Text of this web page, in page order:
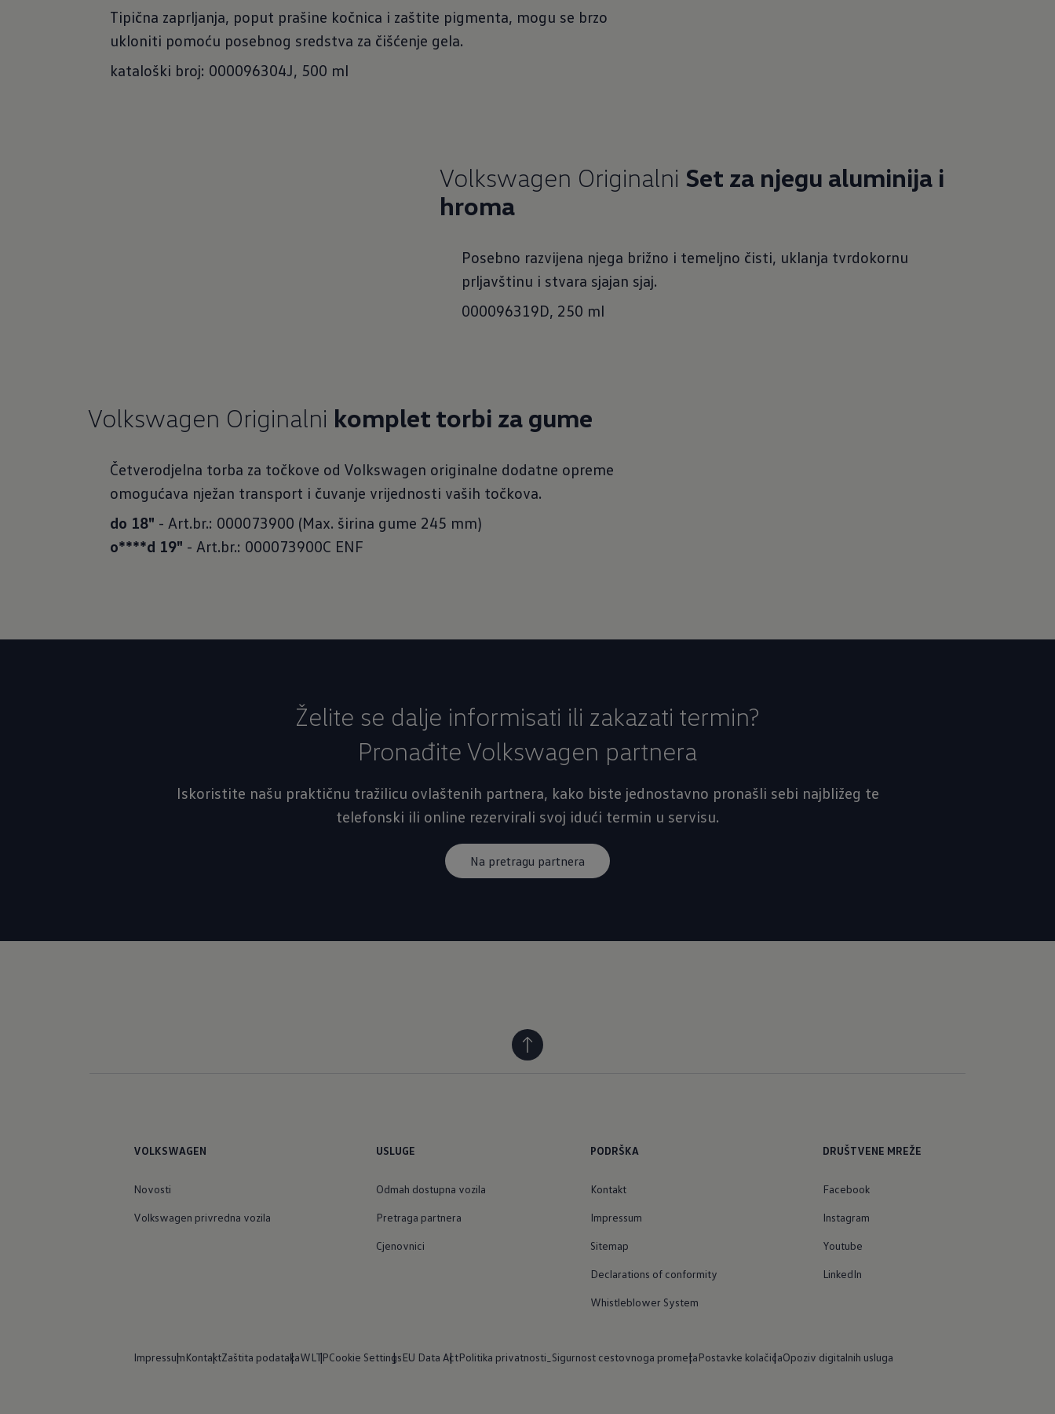
Tipična zaprljanja, poput prašine kočnica i zaštite pigmenta, mogu se brzo
ukloniti pomoću posebnog sredstva za čišćenje gela.
kataloški broj: 000096304J, 500 ml
Volkswagen Originalni Set za njegu aluminija i
hroma
Posebno razvijena njega brižno i temeljno čisti, uklanja tvrdokornu
prljavštinu i stvara sjajan sjaj.
000096319D, 250 ml
Volkswagen Originalni komplet torbi za gume
Četverodjelna torba za točkove od Volkswagen originalne dodatne opreme
omogućava nježan transport i čuvanje vrijednosti vaših točkova.
do 18"
o****d 19" - Art.br.: 000073900C ENF
Želite se dalje informisati ili zakazati termin?
Pronađite Volkswagen partnera
Iskoristite našu praktičnu tražilicu ovlaštenih partnera, kako biste jednostavno pronašli sebi najbližeg te
telefonski ili online rezervirali svoj idući termin u servisu.
Na pretragu partnera
VOLKSWAGEN
Novosti
Volkswagen privredna vozila
USLUGE
Odmah dostupna vozila
Pretraga partnera
Cjenovnici
PODRŠKA
Kontakt
Impressum
Sitemap
Declarations of conformity
Whistleblower System
DRUŠTVENE MREŽE
Facebook
Instagram
Youtube
LinkedIn
ImpressumKontaktZaštita podatakaWLTPCookie SettingsEU Data ActPolitika privatnosti_Sigurnost cestovnoga prometaPostavke kolačićaOpoziv digitalnih usluga